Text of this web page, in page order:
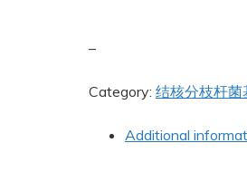
–
Category: 结核分枝杆菌
Additional